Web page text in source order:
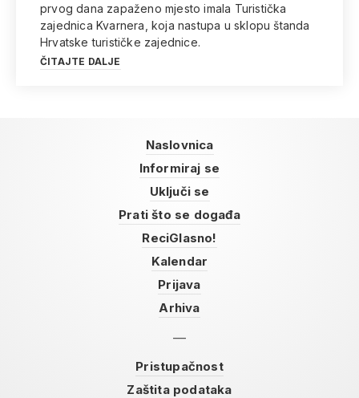
prvog dana zapaženo mjesto imala Turistička
zajednica Kvarnera, koja nastupa u sklopu štanda
Hrvatske turističke zajednice.
ČITAJTE DALJE
Naslovnica
Informiraj se
Uključi se
Prati što se događa
ReciGlasno!
Kalendar
Prijava
Arhiva
Pristupačnost
Zaštita podataka